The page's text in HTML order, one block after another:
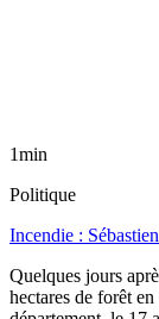
1min
Politique
Incendie :
Quelques jours
hectares de forêt